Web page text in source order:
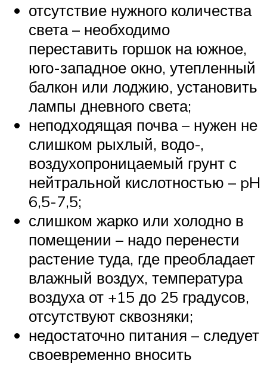
отсутствие нужного количества
света – необходимо
переставить горшок на южное,
юго-западное окно, утепленный
балкон или лоджию, установить
лампы дневного света;
неподходящая почва – нужен не
слишком рыхлый, водо-,
воздухопроницаемый грунт с
нейтральной кислотностью – pH
6,5-7,5;
слишком жарко или холодно в
помещении – надо перенести
растение туда, где преобладает
влажный воздух, температура
воздуха от +15 до 25 градусов,
отсутствуют сквозняки;
недостаточно питания – следует
своевременно вносить